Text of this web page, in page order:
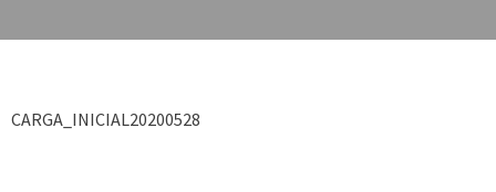
CARGA_INICIAL20200528